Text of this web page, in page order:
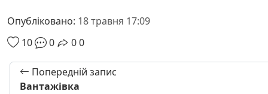
Опубліковано: 18 травня 17:09
10
0 00
Попередній запис
Вантажівка